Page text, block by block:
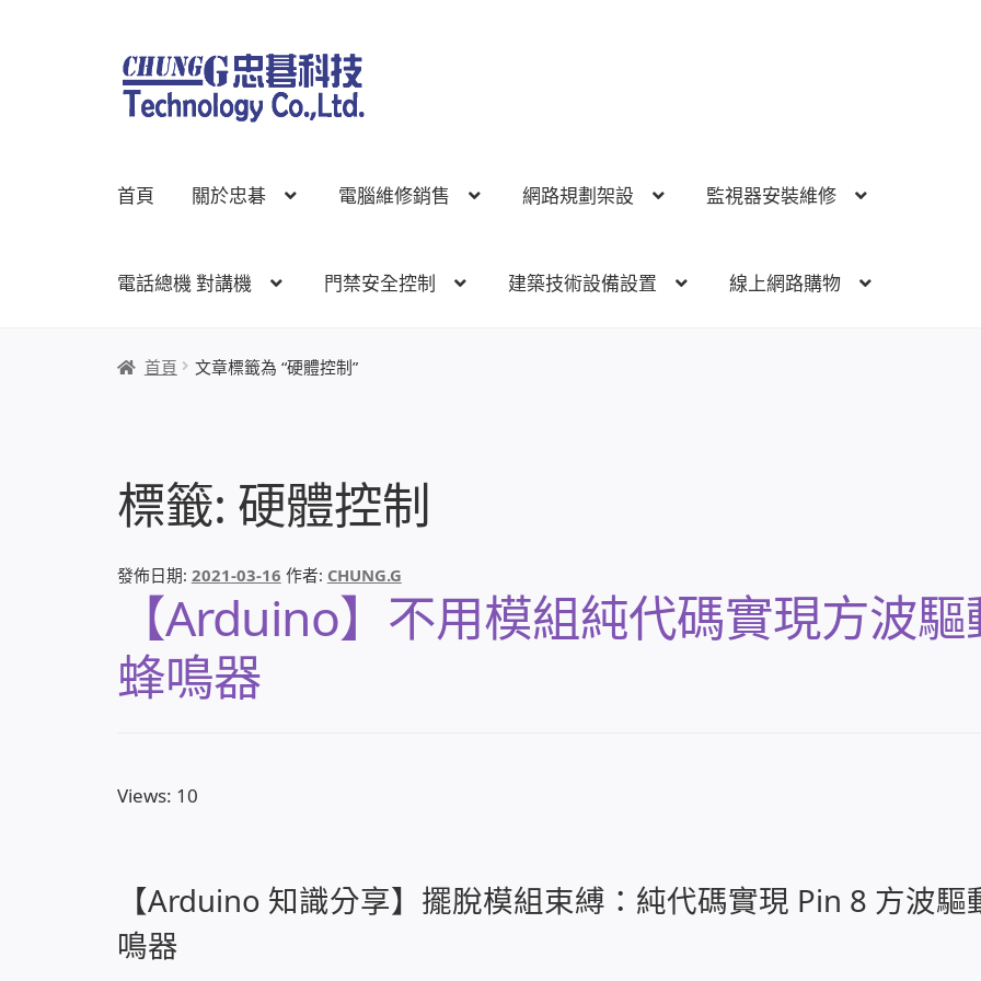
跳
至
導
跳
至
主
容
首頁 關於忠碁 電腦維修銷售 網路規劃架設 監視器安裝維修
電話總機 對講機 門禁安全控制 建築技術設備設置 線上網路購物
首頁關於忠碁電腦維修銷售網路規劃架設
首頁 文章標籤為 “硬體控制”
標籤: 硬體控制
發佈日期: 2021-03-16 作者: CHUNG.G
【Arduino】不用模組純代碼實現方波驅
蜂鳴器
Views: 10
【Arduino 知識分享】擺脫模組束縛：純代碼實現 Pin 8 方波驅
鳴器